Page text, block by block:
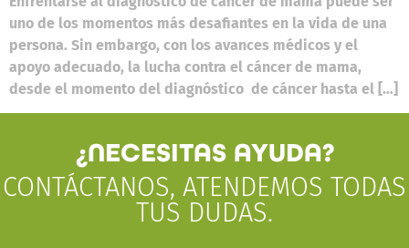
uno de los momentos más desafiantes en la vida de una
persona. Sin embargo, con los avances médicos y el
apoyo adecuado, la lucha contra el cáncer de mama,
desde el momento del diagnóstico de cáncer hasta el […]
¿NECESITAS AYUDA?
CONTÁCTANOS, ATENDEMOS TODAS
TUS DUDAS.